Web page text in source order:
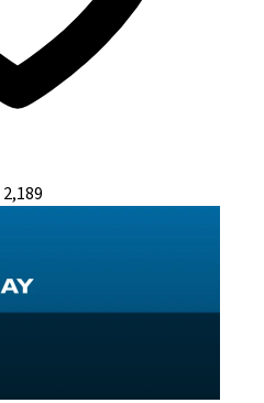
2,189